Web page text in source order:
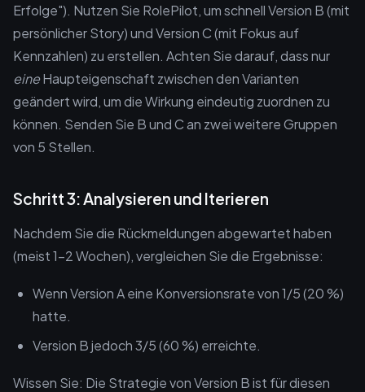
Erfolge"). Nutzen Sie RolePilot, um schnell Version B (mit
persönlicher Story) und Version C (mit Fokus auf
Kennzahlen) zu erstellen. Achten Sie darauf, dass nur
eineHaupteigenschaft zwischen den Varianten
geändert wird, um die Wirkung eindeutig zuordnen zu
können. Senden Sie B und C an zwei weitere Gruppen
von 5 Stellen.
Schritt 3: Analysieren und Iterieren
Nachdem Sie die Rückmeldungen abgewartet haben
(meist 1-2 Wochen), vergleichen Sie die Ergebnisse:
Wenn Version A eine Konversionsrate von 1/5 (20 %)
hatte.
Version B jedoch 3/5 (60 %) erreichte.
Wissen Sie: Die Strategie von Version B ist für diesen